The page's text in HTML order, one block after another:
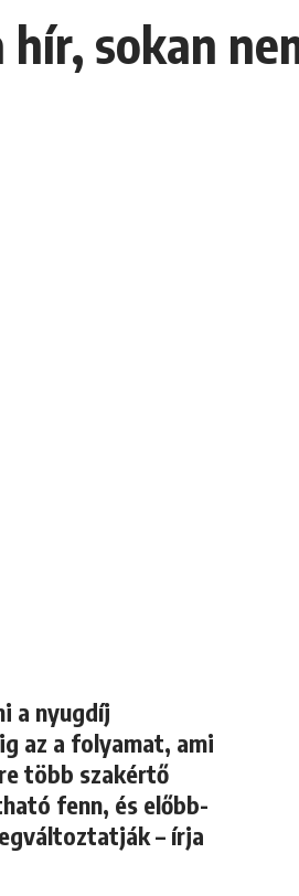
sokan
a nyugdíj
az a folyamat, ami
több szakértő
fenn, és előbb-
– írja